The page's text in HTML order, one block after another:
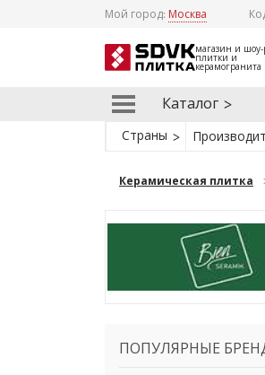
Мой город: Москва
магазин и
плитки и
керамогранита
Каталог
Страны
Керамическая плитка
ПОПУЛЯРНЫЕ